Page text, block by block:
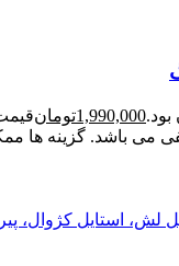
1,990,000تومانقیمت
می باشد. گزینه